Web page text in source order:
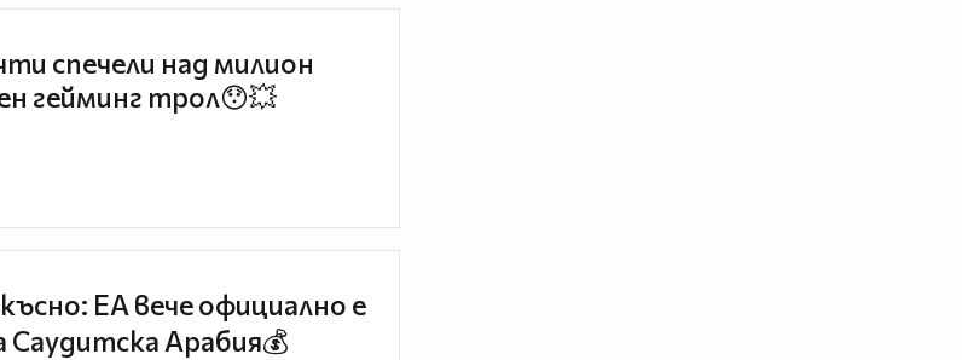
спечели над милион
гейминг трол😯💥
EA вече официално е
Арабия💰